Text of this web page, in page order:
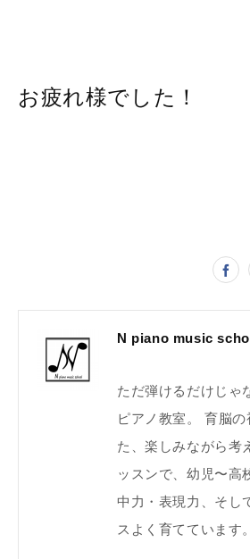
お疲れ様でした！
ただ弾けるだけじゃ
ピアノ教室。 育脳
た、楽しみながら考
ッスンで、幼児〜高
中力・表現力、そし
スよく育てています。